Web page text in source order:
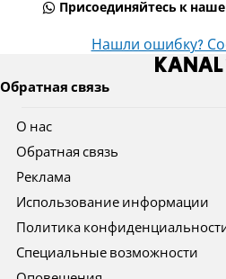
Присоединяйтесь к
Нашли ошибку?
Обратная связь
О нас
Обратная связь
Реклама
Использование информации
Политика
Специальные возможности